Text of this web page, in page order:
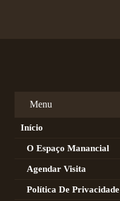
Menu
Início
O Espaço Manancial
Agendar Visita
Política De Privacidade